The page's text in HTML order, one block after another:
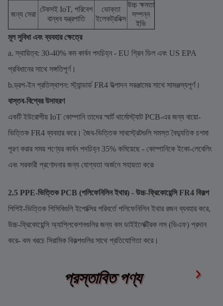
জন্য সেরা
টেকসই IoT, পরিবেশ
বান্ধব যন্ত্রপাতি
ভোক্তা
ইলেকট্রনিক্স
উচ্চ ক্ষমতা
সম্পন্ন
ইভি
মূল সুবিধা এবং ব্যবহার ক্ষেত্রে
a. স্থায়িত্ব: 30-40% কম কার্বন পদচিহ্ন - EU গ্রিন ডিল এবং US EPA
প্রবিধানের সাথে সঙ্গতিপূর্ণ।
b.ড্রপ-ইন প্রতিস্থাপন: স্ট্যান্ডার্ড FR4 উত্পাদন সরঞ্জামের সাথে সামঞ্জস্যপূর্ণ।
বাস্তব-বিশ্বের উদাহরণ
একটি ইউরোপীয় IoT কোম্পানি তাদের স্মার্ট থার্মোস্ট্যাট PCB-এর জন্য বায়ো-
ভিত্তিক FR4 ব্যবহার করে। জৈব-ভিত্তিক সাবস্ট্রেটগুলি সমস্ত বৈদ্যুতিক চশমা
পূরণ করার সময় পণ্যের কার্বন পদচিহ্ন 35% কমিয়েছে - কোম্পানিকে ইকো-লেবেলিং
এবং সরকারী প্রণোদনার জন্য যোগ্যতা অর্জনে সহায়তা করে৷
2.5 PPE-ভিত্তিক PCB (পলিফেনিলিন ইথার) - উচ্চ-ফ্রিকোয়েন্সি FR4 বিকল্প
পিপিই-ভিত্তিক পিসিবিগুলি ইপোক্সির পরিবর্তে পলিফেনিলিন ইথার রজন ব্যবহার করে,
উচ্চ-ফ্রিকোয়েন্সি অ্যাপ্লিকেশনগুলির জন্য কম ডাইইলেক্ট্রিক লস (ডিএফ) প্রদান
করে- কম খরচে সিরামিক বিকল্পগুলির সাথে প্রতিযোগিতা করে।
প্রস্তাবিত পণ্য